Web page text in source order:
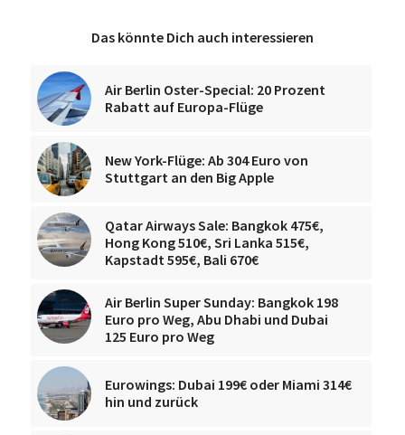
Das könnte Dich auch interessieren
Air Berlin Oster-Special: 20 Prozent
Rabatt auf Europa-Flüge
New York-Flüge: Ab 304 Euro von
Stuttgart an den Big Apple
Qatar Airways Sale: Bangkok 475€,
Hong Kong 510€, Sri Lanka 515€,
Kapstadt 595€, Bali 670€
Air Berlin Super Sunday: Bangkok 198
Euro pro Weg, Abu Dhabi und Dubai
125 Euro pro Weg
Eurowings: Dubai 199€ oder Miami 314€
hin und zurück